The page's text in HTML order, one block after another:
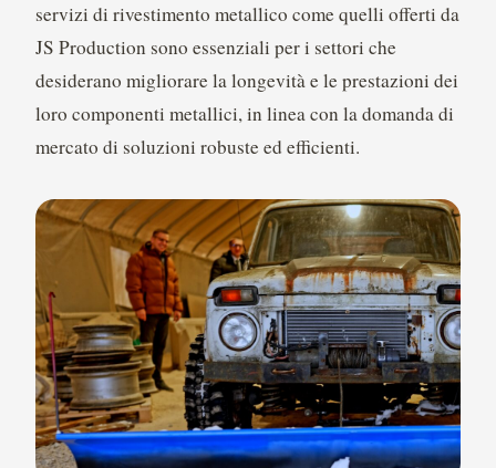
servizi di rivestimento metallico come quelli offerti da
JS Production sono essenziali per i settori che
desiderano migliorare la longevità e le prestazioni dei
loro componenti metallici, in linea con la domanda di
mercato di soluzioni robuste ed efficienti.